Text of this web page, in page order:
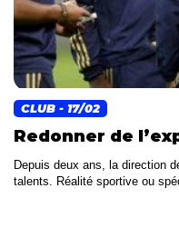
CLUB - 17/02
Redonner de
Depuis deux ans, la direction
talents. Réalité sportive ou